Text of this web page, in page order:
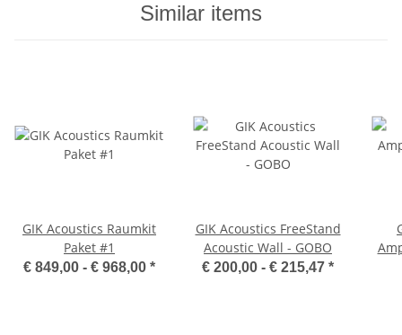
Similar items
GIK Acoustics Raumkit
Paket #1
€ 849,00 - € 968,00 *
GIK Acoustics FreeStand
Acoustic Wall - GOBO
€ 200,00 - € 215,47 *